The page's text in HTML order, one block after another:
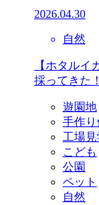
2026.04.30
自然
【ホタルイ
採ってきた！
遊園地
手作り
工場見
こども
公園
ペット
自然